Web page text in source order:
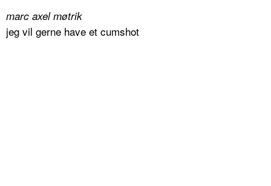
marc axel møtrik
jeg vil gerne have et cumshot